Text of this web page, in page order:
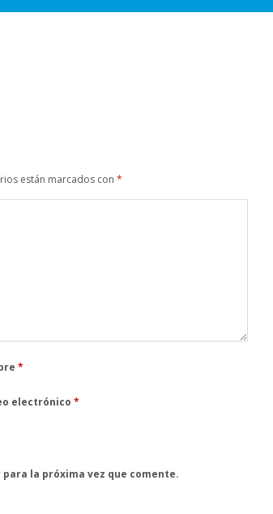
están marcados con *
*
electrónico *
la próxima vez que comente.